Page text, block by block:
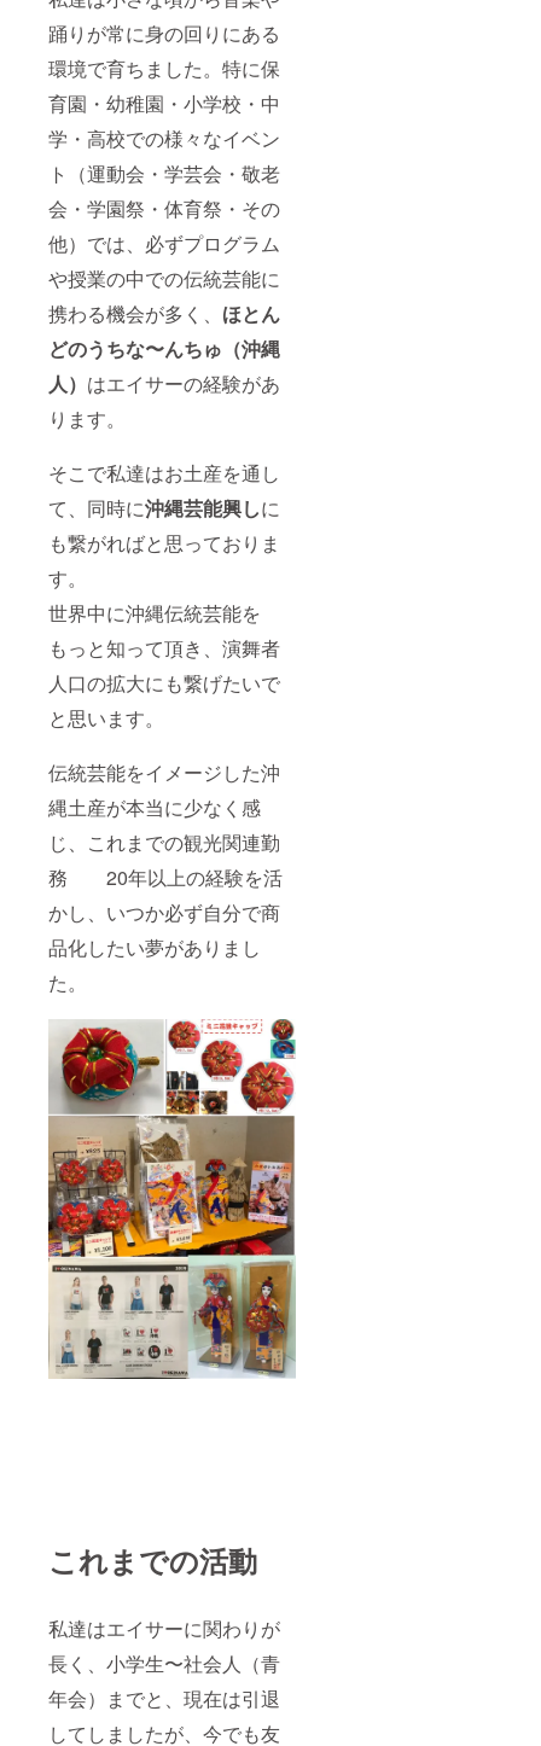
踊りが常に身の回りにある
環境で育ちました。特に保
育園・幼稚園・小学校・中
学・高校での様々なイベン
ト（運動会・学芸会・敬老
会・学園祭・体育祭・その
他）では、必ずプログラム
や授業の中での伝統芸能に
携わる機会が多く、 ほとん
どのうちな〜んちゅ（沖縄
人） はエイサーの経験があ
ります。
そこで私達はお土産を通し
て、同時に沖縄芸能興しに
も繋がればと思っておりま
す。
世界中に沖縄伝統芸能を
もっと知って頂き、演舞者
人口の拡大にも繋げたいで
と思います。
伝統芸能をイメージした沖
縄土産が本当に少なく感
じ、これまでの観光関連勤
務 20年以上の経験を活
かし、いつか必ず自分で商
品化したい夢がありまし
た。
これまでの活動
私達はエイサーに関わりが
長く、小学生〜社会人（青
年会）までと、現在は引退
してしましたが、今でも友